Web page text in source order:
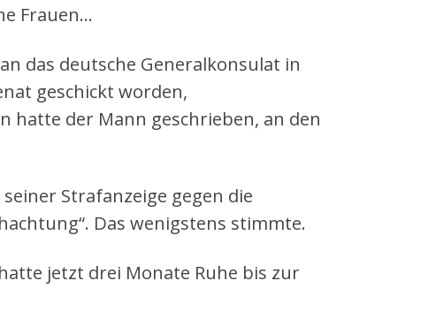
Frauen…
das deutsche Generalkonsulat in
geschickt worden,
hatte der Mann geschrieben, an den
Strafanzeige gegen die
Das wenigstens stimmte.
jetzt drei Monate Ruhe bis zur